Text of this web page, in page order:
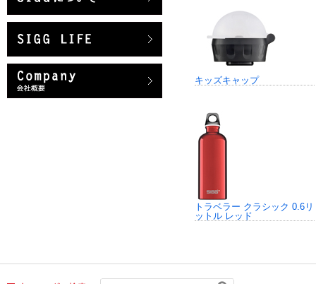
キッズキャップ
トラベラー クラシック 0.6リ
ットル レッド